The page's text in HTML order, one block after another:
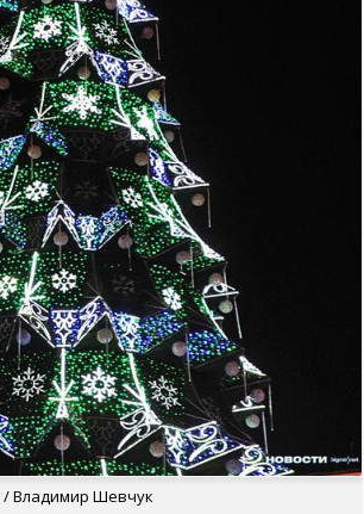
/ Владимир Шевчук